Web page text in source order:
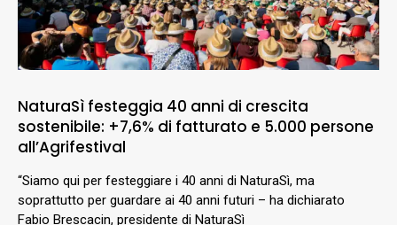
NaturaSì festeggia 40 anni di crescita
sostenibile: +7,6% di fatturato e 5.000 persone
all’Agrifestival
“Siamo qui per festeggiare i 40 anni di NaturaSì, ma
soprattutto per guardare ai 40 anni futuri – ha dichiarato
Fabio Brescacin, presidente di NaturaSì